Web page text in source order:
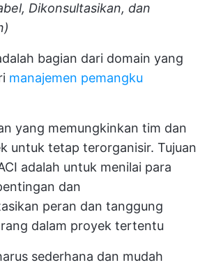
Dikonsultasikan, dan
bagian dari domain yang
manajemen pemangku
yang memungkinkan tim dan
untuk tetap terorganisir. Tujuan
adalah untuk menilai para
dan
peran dan tanggung
dalam proyek tertentu
sederhana dan mudah